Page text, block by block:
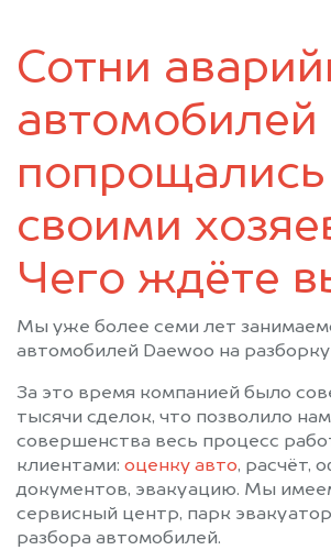
Сотни
автомобилей
попрощались
своими
Чего ждёте
Мы уже более семи лет
автомобилей Daewoo на
За это время компанией было
тысячи сделок, что позволило
совершенства весь процесс
клиентами: оценку авто, расчёт,
документов, эвакуацию. Мы
сервисный центр, парк
разбора автомобилей.